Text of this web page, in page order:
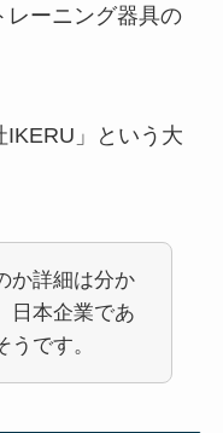
レーニング器具の
」という大
か詳細は分か
日本企業であ
です。